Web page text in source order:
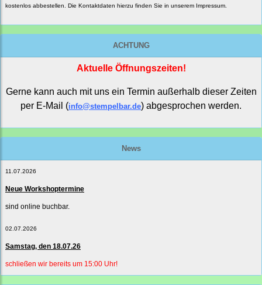
kostenlos abbestellen. Die Kontaktdaten hierzu finden Sie in unserem Impressum.
ACHTUNG
Aktuelle Öffnungszeiten!
Gerne kann auch mit uns ein Termin außerhalb dieser Zeiten
per E-Mail (info@stempelbar.de) abgesprochen werden.
News
11.07.2026
Neue Workshoptermine
sind online buchbar.
02.07.2026
Samstag, den 18.07.26
schließen wir bereits um 15:00 Uhr!